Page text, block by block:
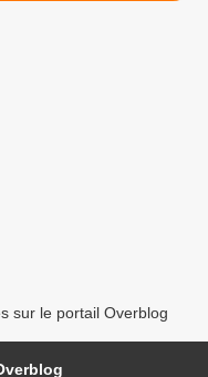
sur le portail Overblog